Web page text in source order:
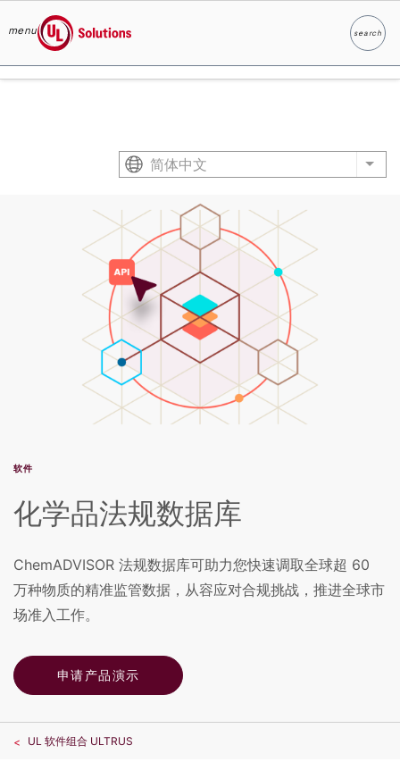
Skip to main content
menu
UL Solutions
searchSearch
简体中文 List
软件
化学品法规数据库
ChemADVISOR 法规数据库可助力您快速调取全球超 60
万种物质的精准监管数据，从容应对合规挑战，推进全球市
场准入工作。
申请产品演示
UL 软件组合 ULTRUS